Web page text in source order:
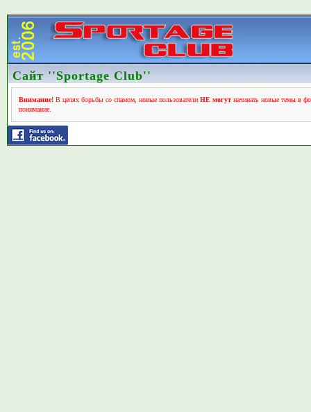
Сайт ''Sportage Club''
Внимание!В целях борьбы со спамом, новые пользователи НЕ могутначинать новые темы в
понимание.